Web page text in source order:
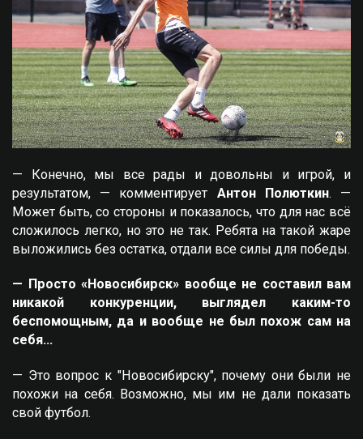
— Конечно, мы все рады и довольны и игрой, и
результатом, — комментирует Антон Полюткин. —
Может быть, со стороны и показалось, что для нас всё
сложилось легко, но это не так. Ребята на такой жаре
выложились без остатка, отдали все силы для победы.
— Просто «Новосибирск» вообще не составил вам
никакой конкуренции, выглядел каким-то
беспомощным, да и вообще не был похож сам на
себя…
— Это вопрос к "Новосибирску", почему они были не
похожи на себя. Возможно, мы им не дали показать
свой футбол.